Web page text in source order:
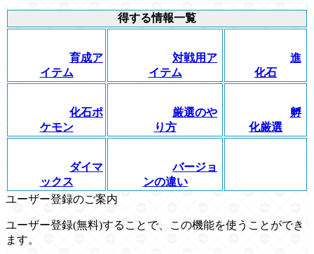
得する情報一覧
育成ア
イテム
対戦用ア
イテム
進
化石
化石ポ
ケモン
厳選のや
り方
孵
化厳選
ダイマ
ックス
バージョ
ンの違い
ユーザー登録のご案内
ユーザー登録(無料)することで、この機能を使うことができ
ます。